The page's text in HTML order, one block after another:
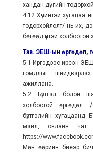
хандан дүнгийн
4.12 Хүчинтэй хугацаа
тодорхойлолт/ нь их,
бөгөөд үүнтэй холбоотой
Тав. ЭЕШ-ын өргөдөл,
5.1 Иргэдээс ирсэн
гомдлыг шийдвэрлэх
ажиллана.
5.2 Бүртгэл болон
холбоотой өргөдөл /
бүртгэлийн
мэйл, онлайн чат
https://
Мөн өөрийн биеэр